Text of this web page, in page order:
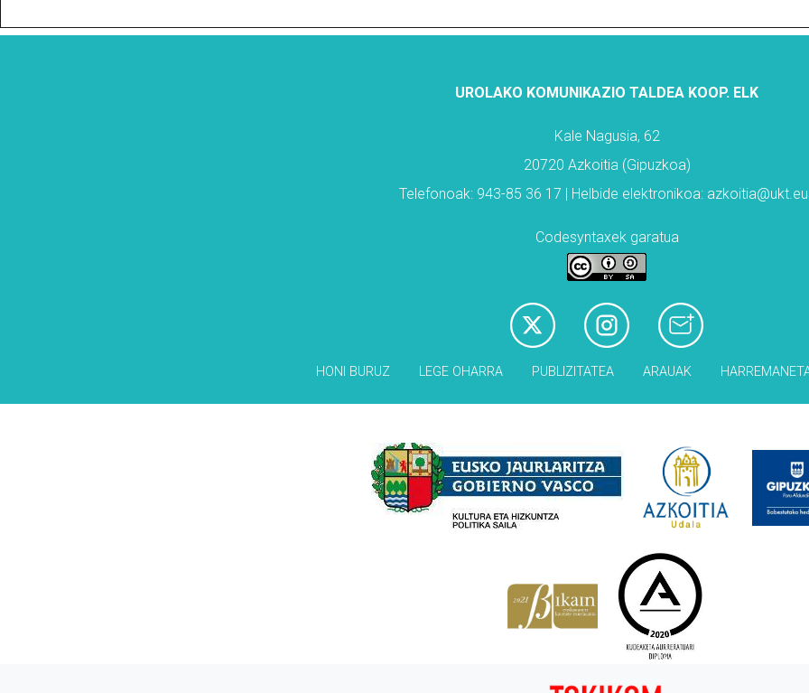
UROLAKO KOMUNIKAZIO TALDEA KOOP. ELK
Kale Nagusia, 62
20720 Azkoitia (Gipuzkoa)
Telefonoak: 943-85 36 17 | Helbide elektronikoa:
Codesyntaxek garatua
HONI BURUZ LEGE OHARRA PUBLIZITATEA ARAUAK